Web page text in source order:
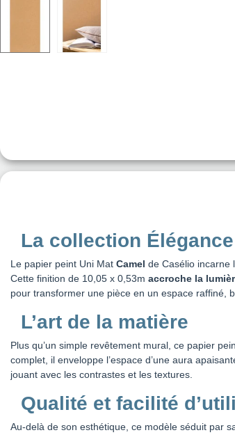
La collection
Le papier peint Uni Mat Camel de Casélio incarne
Cette finition de 10,05 x 0,53m accroche la
pour transformer une pièce en un espace raffiné,
L’art de la matière
Plus qu’un simple revêtement mural, ce papier
complet, il enveloppe l’espace d’une aura
jouant avec les contrastes et les textures.
Qualité et facilité
Au-delà de son esthétique, ce modèle séduit par